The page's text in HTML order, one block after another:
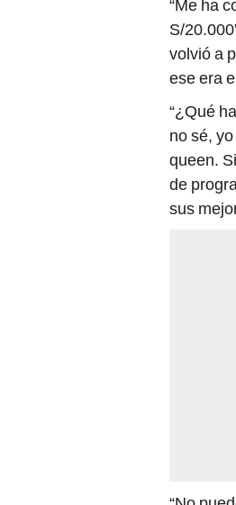
“Me ha
S/
volvió a
ese era
“¿Qué
no sé,
queen.
de
sus